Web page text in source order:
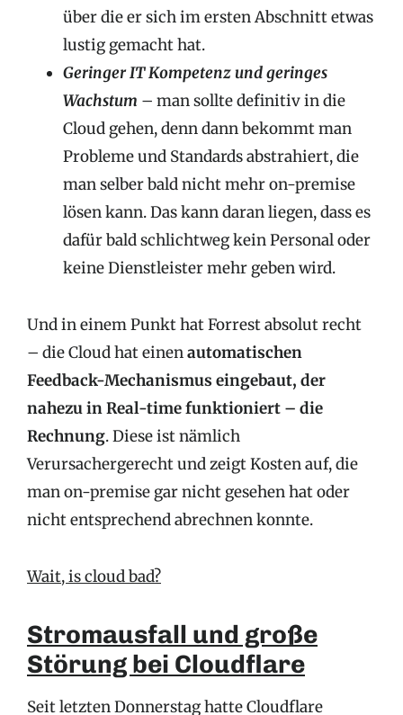
über die er sich im ersten Abschnitt etwas
lustig gemacht hat.
Geringer IT Kompetenz und geringes
Wachstum – man sollte definitiv in die
Cloud gehen, denn dann bekommt man
Probleme und Standards abstrahiert, die
man selber bald nicht mehr on-premise
lösen kann. Das kann daran liegen, dass es
dafür bald schlichtweg kein Personal oder
keine Dienstleister mehr geben wird.
Und in einem Punkt hat Forrest absolut recht
– die Cloud hat einenautomatischen
Feedback-Mechanismus eingebaut, der
nahezu in Real-time funktioniert – die
Rechnung. Diese ist nämlich
Verursachergerecht und zeigt Kosten auf, die
man on-premise gar nicht gesehen hat oder
nicht entsprechend abrechnen konnte.
Wait, is cloud bad?
Stromausfall und große
Störung bei Cloudflare
Seit letzten Donnerstag hatte Cloudflare